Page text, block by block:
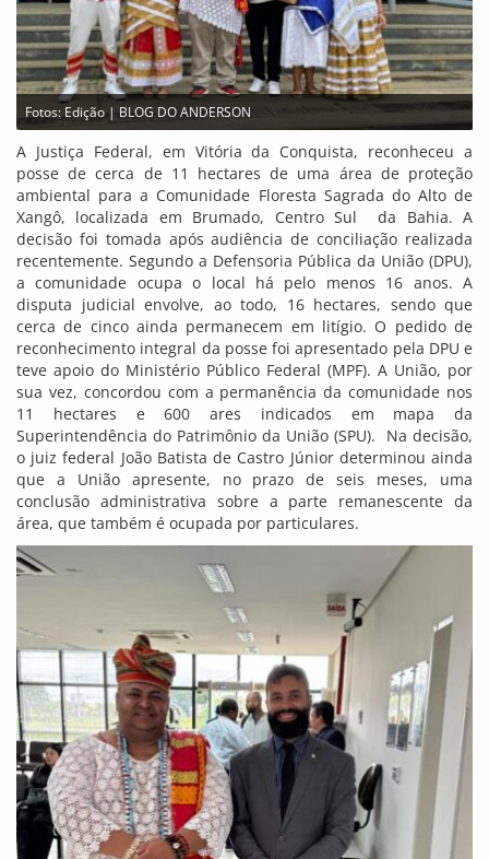
Fotos: Edição | BLOG DO ANDERSON
A Justiça Federal, em Vitória da Conquista, reconheceu a
posse de cerca de 11 hectares de uma área de proteção
ambiental para a Comunidade Floresta Sagrada do Alto de
Xangô, localizada em Brumado, Centro Sul da Bahia. A
decisão foi tomada após audiência de conciliação realizada
recentemente. Segundo a Defensoria Pública da União (DPU),
a comunidade ocupa o local há pelo menos 16 anos. A
disputa judicial envolve, ao todo, 16 hectares, sendo que
cerca de cinco ainda permanecem em litígio. O pedido de
reconhecimento integral da posse foi apresentado pela DPU e
teve apoio do Ministério Público Federal (MPF). A União, por
sua vez, concordou com a permanência da comunidade nos
11 hectares e 600 ares indicados em mapa da
Superintendência do Patrimônio da União (SPU). Na decisão,
o juiz federal João Batista de Castro Júnior determinou ainda
que a União apresente, no prazo de seis meses, uma
conclusão administrativa sobre a parte remanescente da
área, que também é ocupada por particulares.